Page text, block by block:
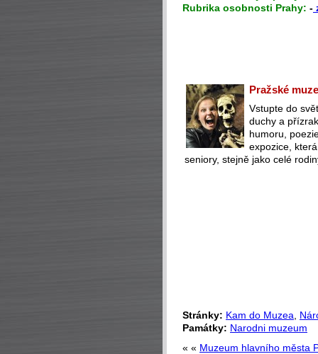
Rubrika osobnosti Prahy: -
Pražské
Vstupte do
duchy a
humoru,
expozice,
seniory, stejně jako celé
Stránky: Kam do Muzea
Památky: Narodni muzeum
« « Muzeum hlavního města